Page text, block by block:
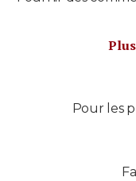
Pour les